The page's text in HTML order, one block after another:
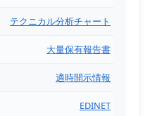
テクニカル分析チャート
大量保有報告書
適時開示情報
EDINET